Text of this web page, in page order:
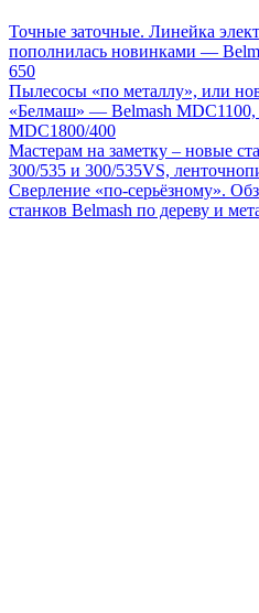
Точные заточные. Линейка
пополнилась новинками —
650
Пылесосы «по металлу», или
«Белмаш» — Belmash
MDС1800/400
Мастерам на заметку – новые
300/535 и 300/535VS,
Сверление «по-серьёзному».
станков Belmash по дереву и